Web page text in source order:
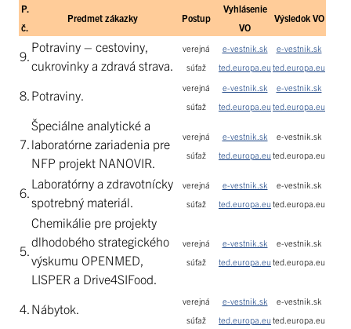
P.
č.
Predmet zákazky Postup
Vyhlásenie
VO
Výsledok VO
9.
Potraviny – cestoviny,
cukrovinky a zdravá strava.
verejná
súťaž
e-vestnik.sk
ted.europa.eu
e-vestnik.sk
ted.europa.eu
8. Potraviny.
verejná
súťaž
e-vestnik.sk
ted.europa.eu
e-vestnik.sk
ted.europa.eu
7.
Špeciálne analytické a
laboratórne zariadenia pre
NFP projekt NANOVIR.
verejná
súťaž
e-vestnik.sk
ted.europa.eu
e-vestnik.sk
ted.europa.eu
6.
Laboratórny a zdravotnícky
spotrebný materiál.
verejná
súťaž
e-vestnik.sk
ted.europa.eu
e-vestnik.sk
ted.europa.eu
5.
Chemikálie pre projekty
dlhodobého strategického
výskumu OPENMED,
LISPER a Drive4SIFood.
verejná
súťaž
e-vestnik.sk
ted.europa.eu
e-vestnik.sk
ted.europa.eu
4. Nábytok.
verejná
súťaž
e-vestnik.sk
ted.europa.eu
e-vestnik.sk
ted.europa.eu